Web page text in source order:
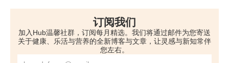
订阅我们
加入Hub温馨社群，订阅每月精选。我们将通过邮件为您寄送
关于健康、乐活与营养的全新博客与文章，让灵感与新知常伴
您左右。